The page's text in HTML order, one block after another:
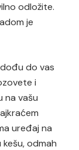
odložite.
je
do vas
i
na vašu
uređaj na
odmah